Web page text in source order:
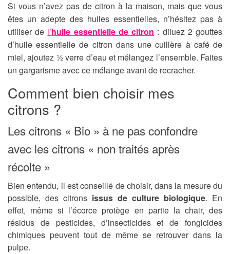
Si vous n’avez pas de citron à la maison, mais que vous
êtes un adepte des huiles essentielles, n’hésitez pas à
utiliser de l’huile essentielle de citron : diluez 2 gouttes
d’huile essentielle de citron dans une cuillère à café de
miel, ajoutez ½ verre d’eau et mélangez l’ensemble. Faites
un gargarisme avec ce mélange avant de recracher.
Comment bien choisir mes
citrons ?
Les citrons « Bio » à ne pas confondre
avec les citrons « non traités après
récolte »
Bien entendu, il est conseillé de choisir, dans la mesure du
possible, des citrons issus de culture biologique. En
effet, même si l’écorce protège en partie la chair, des
résidus de pesticides, d’insecticides et de fongicides
chimiques peuvent tout de même se retrouver dans la
pulpe.